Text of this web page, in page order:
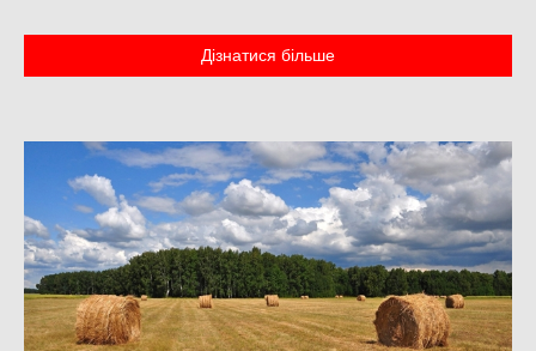
Дізнатися більше